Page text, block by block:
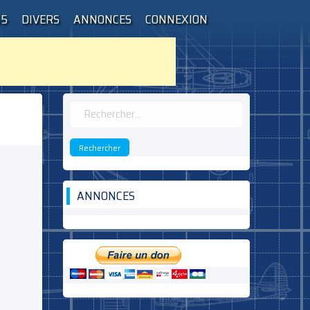
DIVERS ANNONCES CONNEXION
Rechercher :
ANNONCES